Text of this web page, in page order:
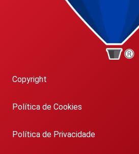
Copyright
Política de Cookies
Política de Privacidade